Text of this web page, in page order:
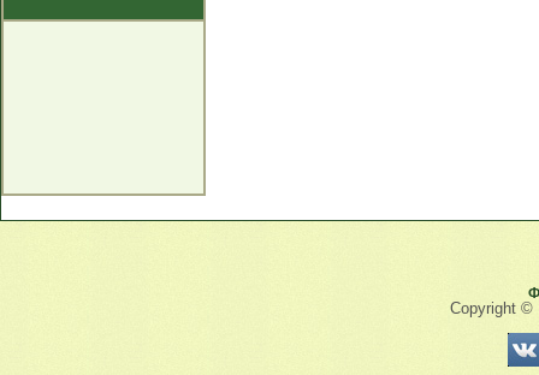
Copyright ©